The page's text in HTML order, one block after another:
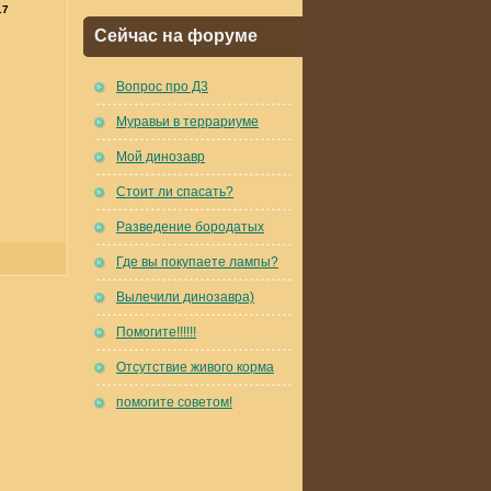
Сейчас на форуме
Вопрос про Д3
Муравьи в террариуме
Мой динозавр
Стоит ли спасать?
Разведение бородатых
Где вы покупаете лампы?
Вылечили динозавра)
Помогите!!!!!!
Отсутствие живого корма
помогите советом!